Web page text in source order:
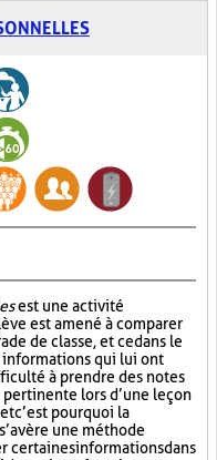
est une activité
est amené à comparer
de classe, et ce dans le
informations qui lui ont
à prendre des notes
lors d’une leçon
c’est pourquoi la
une méthode
certaines informations dans